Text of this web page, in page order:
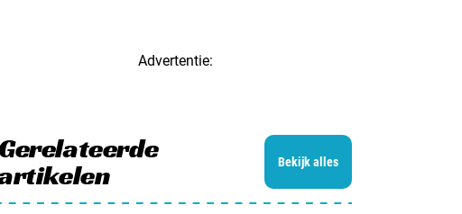
Advertentie:
Gerelateerde Bekijk alles